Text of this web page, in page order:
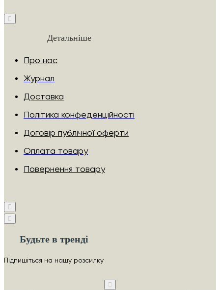
Детальніше
Про нас
Журнал
Доставка
Політика конфеденційності
Договір публічної оферти
Оплата товару
Повернення товару
Будьте в тренді
Підпишіться на нашу розсилку